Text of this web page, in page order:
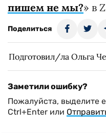
пишем не мы?» в
Поделиться
Подготовил/ла Ольга
Заметили ошибку?
Пожалуйста, выделите
Ctrl+Enter или